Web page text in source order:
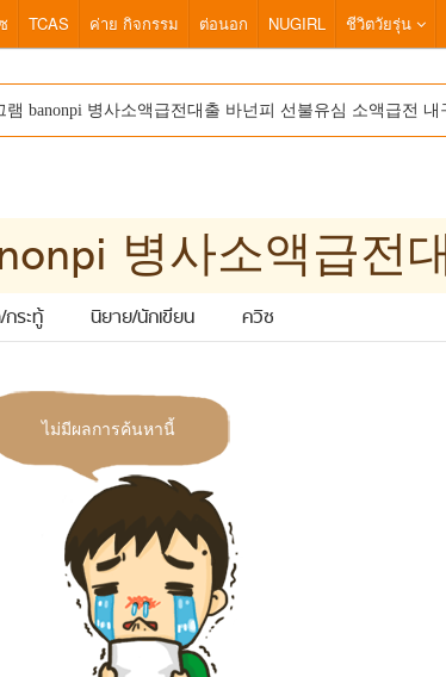
TCAS ค่าย กิจกรรม ต่อนอก NUGIRL ชีวิตวัยรุ่น
ระทู้ นิยาย/นักเขียน ควิซ
ไม่มีผลการค้นหานี้